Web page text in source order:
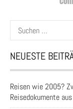
Suchen
nach:
NEUESTE
Reisen wie 2005?
Reisedokumente aus